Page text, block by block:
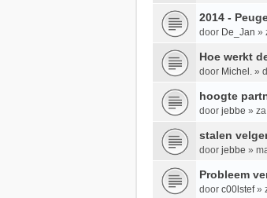
2014 -
door De_Jan »
Hoe werkt
door Michel. »
hoogte
door jebbe »
stalen
door jebbe »
Probleem
door c00lstef»